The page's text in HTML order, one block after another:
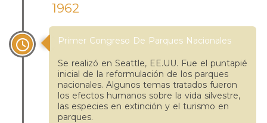
1962
Primer Congreso De Parques Nacionales
Se realizó en Seattle, EE.UU. Fue el puntapié
inicial de la reformulación de los parques
nacionales. Algunos temas tratados fueron
los efectos humanos sobre la vida silvestre,
las especies en extinción y el turismo en
parques.